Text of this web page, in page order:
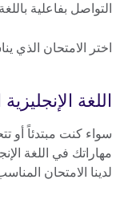
التواصل بفاعلية
اختر الامتحان الذي
اللغة
سواء كنت مبتدئاً أو
مهاراتك في اللغة
لدينا الامتحان